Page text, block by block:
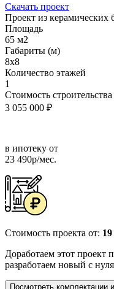
Скачать проект
Проект из керамических
Площадь
65 м2
Габариты (м)
8х8
Количество этажей
1
Стоимость строительства
3 055 000 ₽
в ипотеку от
23 490р/мес.
Стоимость проекта от:
Доработаем этот
разработаем новый с нуля
Посмотреть комплектации